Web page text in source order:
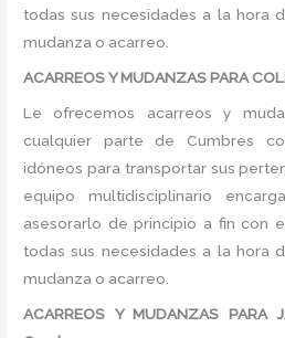
todas sus necesidades a la hora
mudanza o acarreo.
ACARREOS Y MUDANZAS PARA
Le ofrecemos acarreos y
cualquier parte de Cumbres
idóneos para transportar sus
equipo multidisciplinario
asesorarlo de principio a fin con
todas sus necesidades a la hora
mudanza o acarreo.
ACARREOS Y MUDANZAS PARA